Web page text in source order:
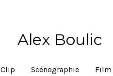
Alex Boulic
Clip Scénographie Film